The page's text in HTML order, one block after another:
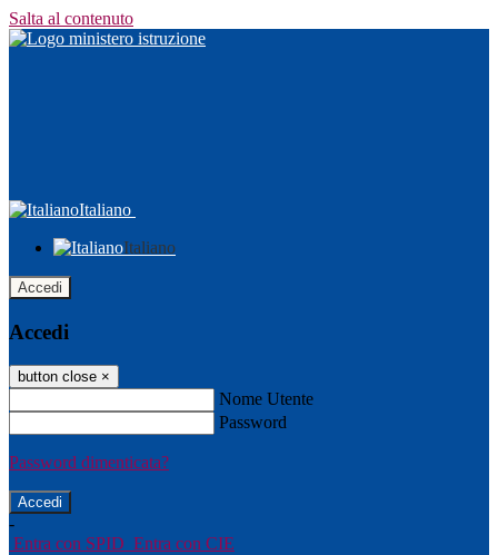
Salta al contenuto
Italiano
Italiano
Accedi
Accedi
button close ×
Nome Utente
Password
Password dimenticata?
-
Entra con SPID Entra con CIE